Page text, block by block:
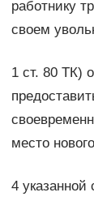
работнику
своем
1 ст. 80 ТК)
место
4 указанной